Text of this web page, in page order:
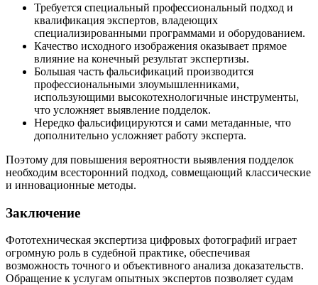
Требуется специальный профессиональный подход и
квалификация экспертов, владеющих
специализированными программами и оборудованием.
Качество исходного изображения оказывает прямое
влияние на конечный результат экспертизы.
Большая часть фальсификаций производится
профессиональными злоумышленниками,
использующими высокотехнологичные инструменты,
что усложняет выявление подделок.
Нередко фальсифицируются и сами метаданные, что
дополнительно усложняет работу эксперта.
Поэтому для повышения вероятности выявления подделок
необходим всесторонний подход, совмещающий классические
и инновационные методы.
Заключение
Фототехническая экспертиза цифровых фотографий играет
огромную роль в судебной практике, обеспечивая
возможность точного и объективного анализа доказательств.
Обращение к услугам опытных экспертов позволяет судам